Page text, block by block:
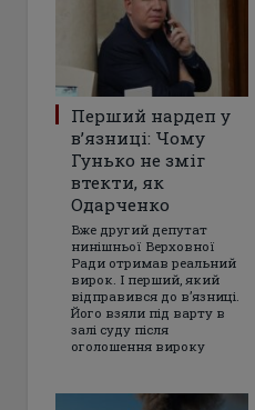
Перший нардеп у
в’язниці: Чому
Гунько не зміг
втекти, як
Одарченко
Вже другий депутат
нинішньої Верховної
Ради отримав реальний
вирок. І перший, який
відправився до в’язниці.
Його взяли під варту в
залі суду після
оголошення вироку